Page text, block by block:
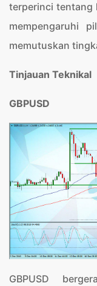
terperinci tentang
mempengaruhi
memutuskan
Tinjauan Teknikal
GBPUSD
GBPUSD